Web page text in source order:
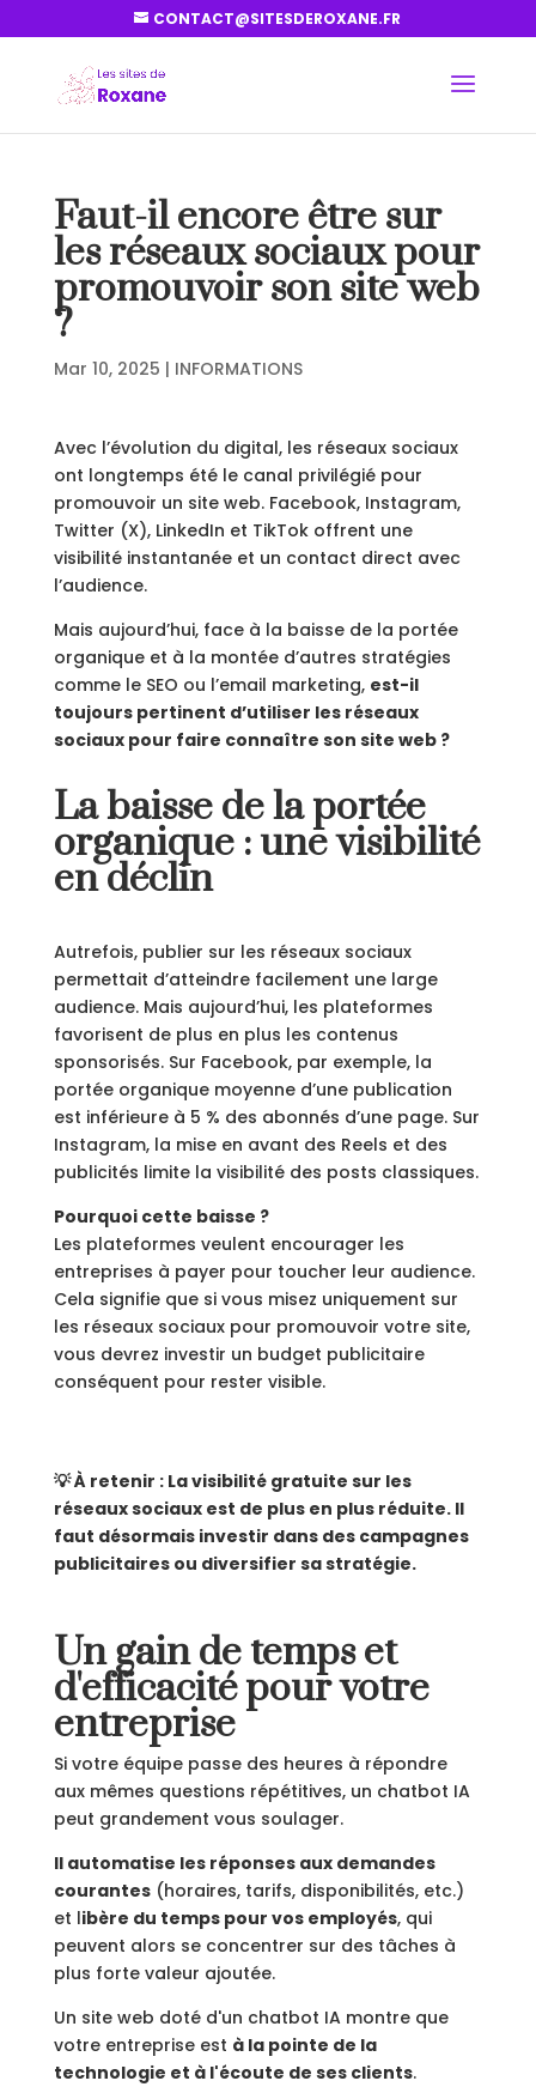
CONTACT@SITESDEROXANE.FR
Faut-il encore être sur
les réseaux sociaux pour
promouvoir son site web
?
Mar 10, 2025 | INFORMATIONS
Avec l’évolution du digital, les réseaux sociaux
ont longtemps été le canal privilégié pour
promouvoir un site web. Facebook, Instagram,
Twitter (X), LinkedIn et TikTok offrent une
visibilité instantanée et un contact direct avec
l’audience.
Mais aujourd’hui, face à la baisse de la portée
organique et à la montée d’autres stratégies
comme le SEO ou l’email marketing, est-il
toujours pertinent d’utiliser les réseaux
sociaux pour faire connaître son site web ?
La baisse de la portée
organique : une visibilité
en déclin
Autrefois, publier sur les réseaux sociaux
permettait d’atteindre facilement une large
audience. Mais aujourd’hui, les plateformes
favorisent de plus en plus les contenus
sponsorisés. Sur Facebook, par exemple, la
portée organique moyenne d’une publication
est inférieure à 5 % des abonnés d’une page. Sur
Instagram, la mise en avant des Reels et des
publicités limite la visibilité des posts classiques.
Pourquoi cette baisse ?
Les plateformes veulent encourager les
entreprises à payer pour toucher leur audience.
Cela signifie que si vous misez uniquement sur
les réseaux sociaux pour promouvoir votre site,
vous devrez investir un budget publicitaire
conséquent pour rester visible.
💡 À retenir : La visibilité gratuite sur les
réseaux sociaux est de plus en plus réduite. Il
faut désormais investir dans des campagnes
publicitaires ou diversifier sa stratégie.
Un gain de temps et
d'efficacité pour votre
entreprise
Si votre équipe passe des heures à répondre
aux mêmes questions répétitives, un chatbot IA
peut grandement vous soulager.
Il automatise les réponses aux demandes
courantes(horaires, tarifs, disponibilités, etc.)
et libère du temps pour vos employés, qui
peuvent alors se concentrer sur des tâches à
plus forte valeur ajoutée.
Un site web doté d'un chatbot IA montre que
votre entreprise est à la pointe de la
technologie et à l'écoute de ses clients.